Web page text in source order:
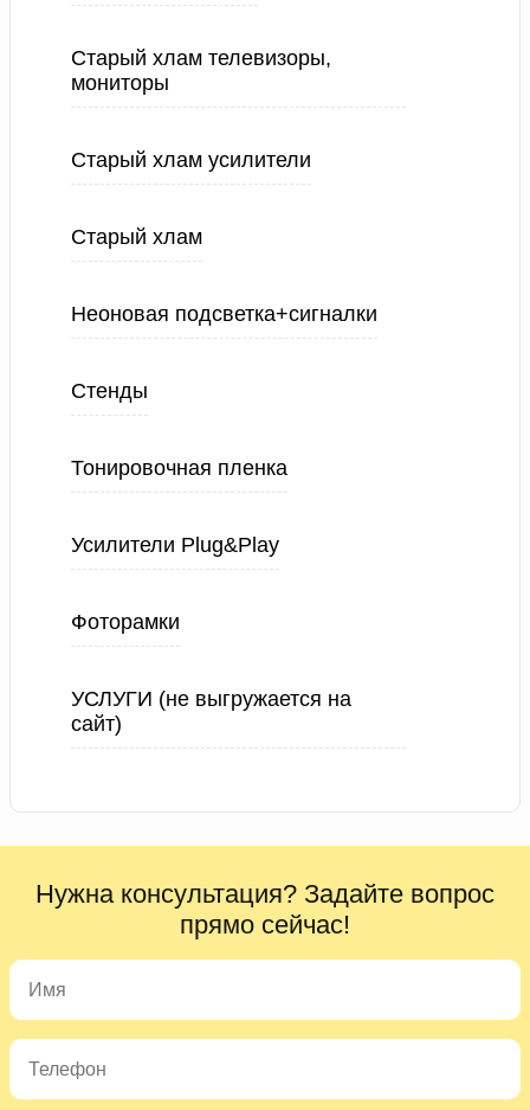
Старый хлам телевизоры,
мониторы
Старый хлам усилители
Старый хлам
Неоновая подсветка+сигналки
Стенды
Тонировочная пленка
Усилители Plug&Play
Фоторамки
УСЛУГИ (не выгружается на
сайт)
Нужна консультация? Задайте вопрос
прямо сейчас!